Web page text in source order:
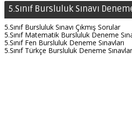
5.Sınıf Bursluluk Sınavı
5.Sınıf Bursluluk Sınavı Çıkmış Sorular
5.Sınıf Matematik Bursluluk Deneme
5.Sınıf Fen Bursluluk Deneme Sınavları
5.Sınıf Türkçe Bursluluk Deneme